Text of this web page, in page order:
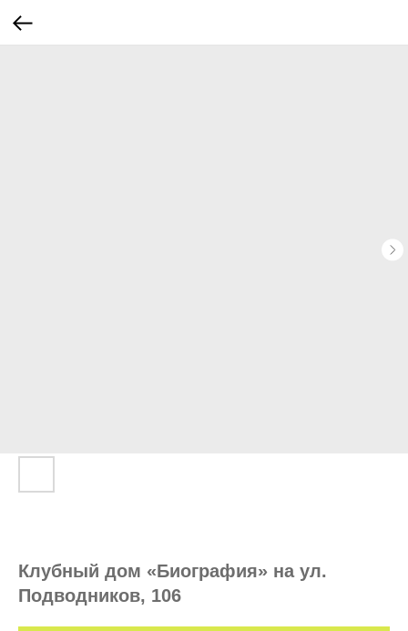
Клубный дом «Биография» на ул.
Подводников, 106